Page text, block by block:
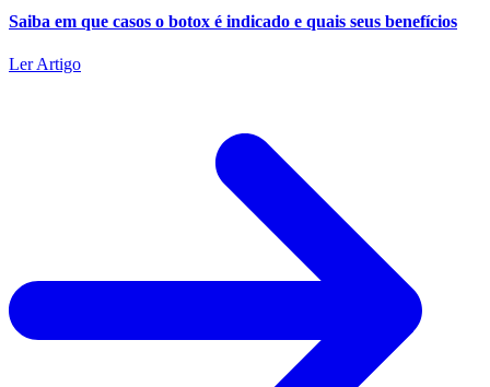
Saiba em que casos o botox é indicado e quais seus benefícios
Ler Artigo